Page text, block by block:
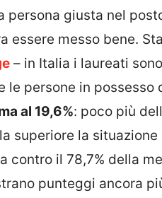
persona giusta nel
essere messo bene.
– in Italia i laureati
le persone in
al 19,6%: poco più
superiore la
contro il 78,7% della
punteggi ancora